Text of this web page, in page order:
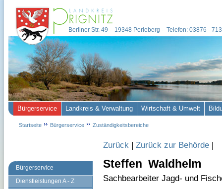
Bürgerservice
Dienstleistungen A - Z
Zurück | Zurück zur Behörde |
Steffen Waldhelm
Sachbearbeiter Jagd- und
Berliner Str. 49 - 19348 Perleberg - Telefon: 03876 -
Bürgerservice Landkreis & Verwaltung Wirtschaft & Umwelt
Startseite Bürgerservice Zuständigkeitsbereiche